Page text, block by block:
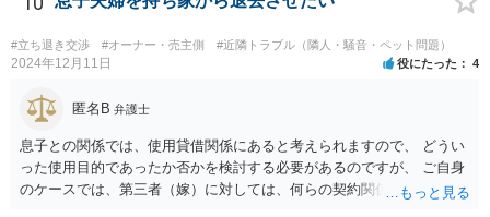
#立ち退き交渉 #オーナー・売主側 #近隣トラブル（隣人・騒音・ペット問題）
2024年12月11日 役にたった 4
匿名B 弁護士
息子との関係では、使用貸借関係にあると考えられますので、 どうい
った使用目的であったか否かを検討する必要があるのですが、 ご自身
のケースでは、第三者（嫁）に対しては、何らの契約関係にもなく、